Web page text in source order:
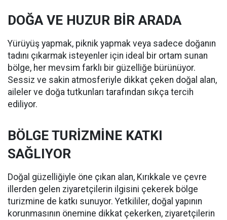
DOĞA VE HUZUR BİR ARADA
Yürüyüş yapmak, piknik yapmak veya sadece doğanın
tadını çıkarmak isteyenler için ideal bir ortam sunan
bölge, her mevsim farklı bir güzelliğe bürünüyor.
Sessiz ve sakin atmosferiyle dikkat çeken doğal alan,
aileler ve doğa tutkunları tarafından sıkça tercih
ediliyor.
BÖLGE TURİZMİNE KATKI
SAĞLIYOR
Doğal güzelliğiyle öne çıkan alan, Kırıkkale ve çevre
illerden gelen ziyaretçilerin ilgisini çekerek bölge
turizmine de katkı sunuyor. Yetkililer, doğal yapının
korunmasının önemine dikkat çekerken, ziyaretçilerin